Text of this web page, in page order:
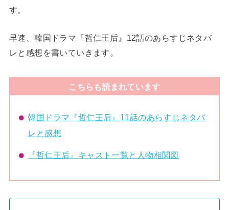
す。
早速、韓国ドラマ『哲仁王后』12話のあらすじネタバ
レと感想を書いていきます。
こちらも読まれています
韓国ドラマ『哲仁王后』11話のあらすじネタバ
レと感想
『哲仁王后』キャスト一覧と人物相関図